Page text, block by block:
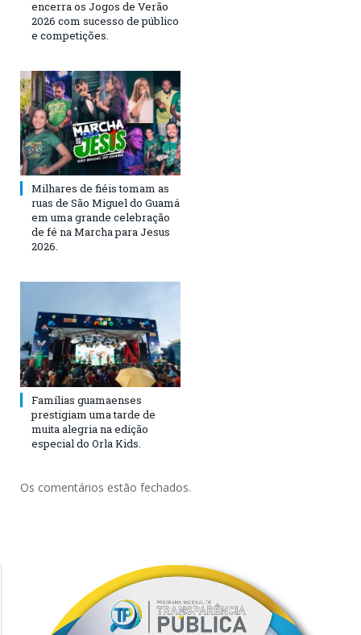
encerra os Jogos de Verão
2026 com sucesso de público
e competições.
Milhares de fiéis tomam as
ruas de São Miguel do Guamá
em uma grande celebração
de fé na Marcha para Jesus
2026.
Famílias guamaenses
prestigiam uma tarde de
muita alegria na edição
especial do Orla Kids.
Os comentários estão fechados.